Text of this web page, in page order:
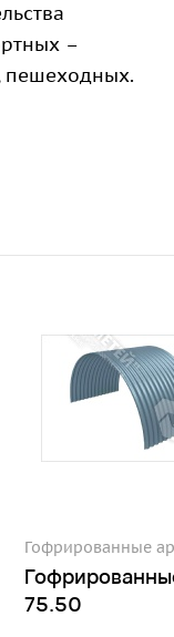
–
Гофрированные
75.50